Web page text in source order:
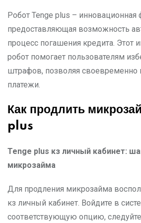
Робот Tenge plus – инновационная
предоставляющая возможность
процесс погашения кредита. Этот
робот помогает пользователям
штрафов, позволяя своевременно
платежи.
Как продлить
plus
Tenge plus кз личный кабинет:
микрозайма
Для продления микрозайма
кз личный кабинет. Войдите в
соответствующую опцию,